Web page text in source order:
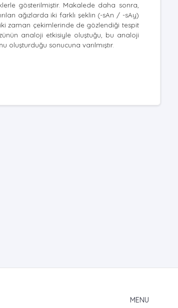
gösterilmiştir. Makalede daha sonra,
ağızlarda iki farklı şeklin (-sAn / -sAy)
zaman çekimlerinde de gözlendiği tespit
analoji etkisiyle oluştuğu, bu analoji
oluşturduğu sonucuna varılmıştır.
MENU